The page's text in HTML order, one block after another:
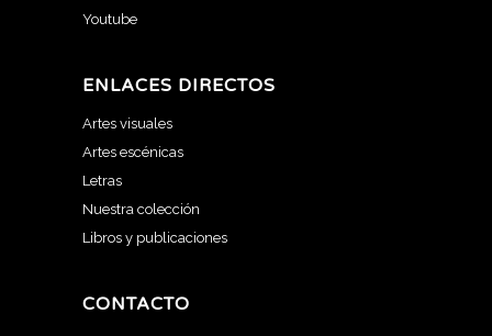
Youtube
ENLACES DIRECTOS
Artes visuales
Artes escénicas
Letras
Nuestra colección
Libros y publicaciones
CONTACTO